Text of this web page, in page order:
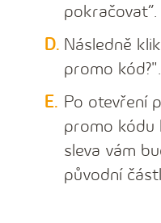
pokračovat”.
Následně
promo kód?".
Po otevření
promo kódu
sleva vám
původní